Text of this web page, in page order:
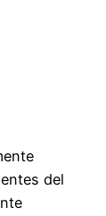
del